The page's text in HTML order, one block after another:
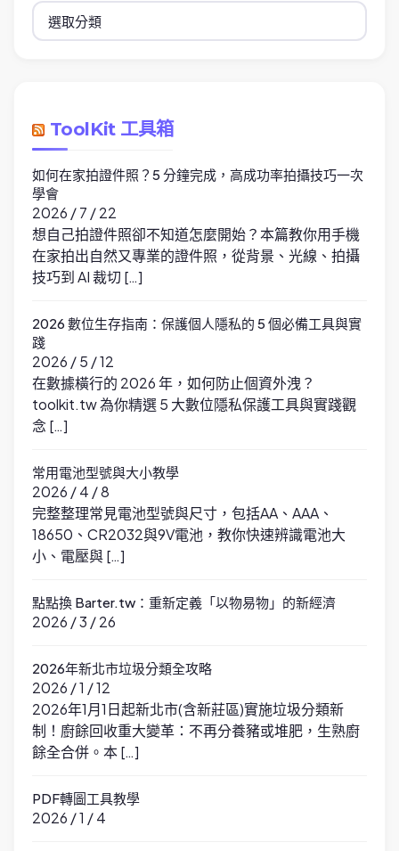
分
類
ToolKit 工具箱
如何在家拍證件照？5 分鐘完成，高成功率拍攝技巧一次
學會
2026 / 7 / 22
想自己拍證件照卻不知道怎麼開始？本篇教你用手機
在家拍出自然又專業的證件照，從背景、光線、拍攝
技巧到 AI 裁切 […]
2026 數位生存指南：保護個人隱私的 5 個必備工具與實
踐
2026 / 5 / 12
在數據橫行的 2026 年，如何防止個資外洩？
toolkit.tw 為你精選 5 大數位隱私保護工具與實踐觀
念 […]
常用電池型號與大小教學
2026 / 4 / 8
完整整理常見電池型號與尺寸，包括AA、AAA、
18650、CR2032與9V電池，教你快速辨識電池大
小、電壓與 […]
點點換 Barter.tw：重新定義「以物易物」的新經濟
2026 / 3 / 26
2026年新北市垃圾分類全攻略
2026 / 1 / 12
2026年1月1日起新北市(含新莊區)實施垃圾分類新
制！廚餘回收重大變革：不再分養豬或堆肥，生熟廚
餘全合併。本 […]
PDF轉圖工具教學
2026 / 1 / 4